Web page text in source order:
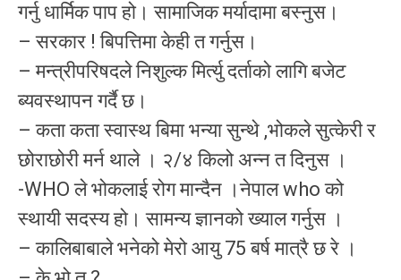
गर्नु धार्मिक पाप हो। सामाजिक मर्यादामा बस्नुस।
– सरकार ! बिपत्तिमा केही त गर्नुस।
– मन्त्रीपरिषदले निशुल्क मिर्त्यु दर्ताको लागि बजेट
ब्यवस्थापन गर्दै छ।
– कता कता स्वास्थ बिमा भन्या सुन्थे ,भोकले सुत्केरी र
छोराछोरी मर्न थाले । २/४ किलो अन्न त दिनुस ।
-WHO ले भोकलाई रोग मान्दैन ।नेपाल who को
स्थायी सदस्य हो। सामन्य ज्ञानको ख्याल गर्नुस ।
– कालिबाबाले भनेको मेरो आयु 75 बर्ष मात्रै छ रे ।